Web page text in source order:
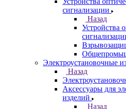
сигнализации
Назад
Устройства
Электроустановочные
Назад
Аксессуары для
изделий
Назад